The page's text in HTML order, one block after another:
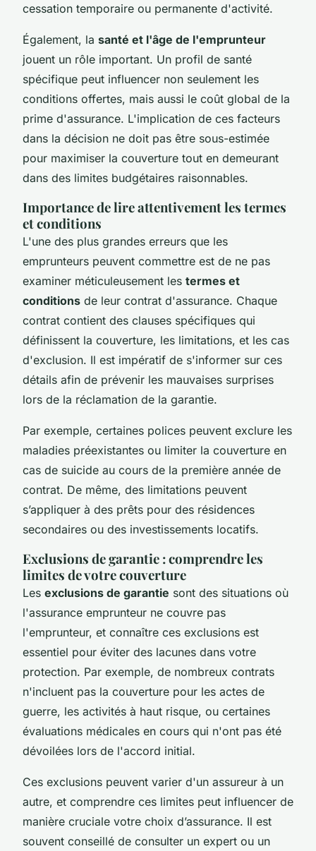
cessation temporaire ou permanente d'activité.
Également, la santé et l'âge de l'emprunteur
jouent un rôle important. Un profil de santé
spécifique peut influencer non seulement les
conditions offertes, mais aussi le coût global de la
prime d'assurance. L'implication de ces facteurs
dans la décision ne doit pas être sous-estimée
pour maximiser la couverture tout en demeurant
dans des limites budgétaires raisonnables.
Importance de lire attentivement les termes
et conditions
L'une des plus grandes erreurs que les
emprunteurs peuvent commettre est de ne pas
examiner méticuleusement les termes et
conditions de leur contrat d'assurance. Chaque
contrat contient des clauses spécifiques qui
définissent la couverture, les limitations, et les cas
d'exclusion. Il est impératif de s'informer sur ces
détails afin de prévenir les mauvaises surprises
lors de la réclamation de la garantie.
Par exemple, certaines polices peuvent exclure les
maladies préexistantes ou limiter la couverture en
cas de suicide au cours de la première année de
contrat. De même, des limitations peuvent
s’appliquer à des prêts pour des résidences
secondaires ou des investissements locatifs.
Exclusions de garantie : comprendre les
limites de votre couverture
Les exclusions de garantie sont des situations où
l'assurance emprunteur ne couvre pas
l'emprunteur, et connaître ces exclusions est
essentiel pour éviter des lacunes dans votre
protection. Par exemple, de nombreux contrats
n'incluent pas la couverture pour les actes de
guerre, les activités à haut risque, ou certaines
évaluations médicales en cours qui n'ont pas été
dévoilées lors de l'accord initial.
Ces exclusions peuvent varier d'un assureur à un
autre, et comprendre ces limites peut influencer de
manière cruciale votre choix d’assurance. Il est
souvent conseillé de consulter un expert ou un